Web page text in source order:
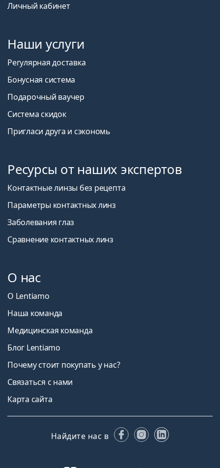
Личный кабинет
Наши услуги
Регулярная доставка
Бонусная система
Подарочный ваучер
Система скидок
Пригласи друга и сэкономь
Ресурсы от наших экспертов
Контактные линзы без рецепта
Параметры контактных линз
Заболевания глаз
Сравнение контактных линз
О нас
О Lentiamo
Наша команда
Медицинская команда
Блог Lentiamo
Почему стоит покупать у нас?
Связаться с нами
Карта сайта
Найдите нас в FacebookInstagram
LinkedIn